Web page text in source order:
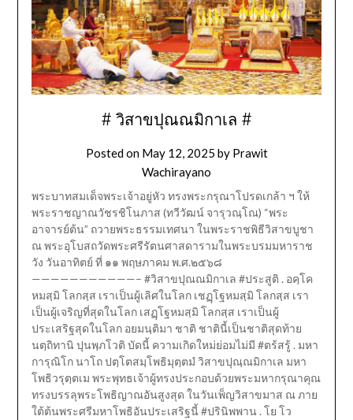
# วิสาขปุณณมิกาเล #
Posted on May 12, 2025 by Prawit
Wachirayano
พระบาทสมเด็จพระเจ้าอยู่หัว ทรงพระกรุณาโปรดเกล้า ฯ ให้
พระราชญาณวัชรชิโนภาส (ทวีวัฒน์ จารุวณฺโณ) “พระ
อาจารย์ต้น” ถวายพระธรรมเทศนา ในพระราชพิธีวิสาขบูชา
ณ พระอุโบสถวัดพระศรีรัตนศาสดารามในพระบรมมหาราช
วัง วันอาทิตย์ ที่ ๑๑ พฤษภาคม พ.ศ.๒๕๖๘
———————————– #วิสาขปุณณมิกาเล #ประสูติ . อคฺโค
หมสฺมิ โลกสฺส เราเป็นผู้เลิศในโลก เชฏฺโฐหมสฺมิ โลกสฺส เรา
เป็นผู้เจริญที่สุดในโลก เสฏฺโฐหมสฺมิ โลกสฺส เราเป็นผู้
ประเสริฐสุดในโลก อยมนฺติมา ชาติ ชาตินี้เป็นชาติสุดท้าย
นตฺถิทานิ ปุนพฺภโวติ บัดนี้ ความเกิดใหม่ย่อมไม่มี #ตร้สรู้ . มหา
การุณิโก นาโถ ปตฺโตสมฺโพธิมุตฺตมํ วิสาขปุณฺณมิกาเล มหา
โพธิวรุตฺตเม พระพุทธเจ้าผู้ทรงประกอบด้วยพระมหากรุณาคุณ
ทรงบรรลุพระโพธิญาณอันสูงสุด ในวันเพ็ญวิสาขมาส ณ ภาย
ใต้ต้นพระศรีมหาโพธิอันประเสริฐนี้ #ปรินิพพาน . โย โว